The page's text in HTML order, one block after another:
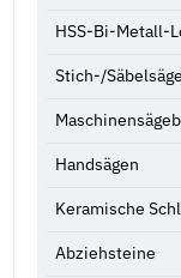
HSS-Bi-Metall-
Stich-/
Handsägen
Keramische
Abziehsteine